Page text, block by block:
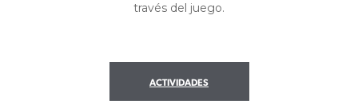
través del juego.
ACTIVIDADES